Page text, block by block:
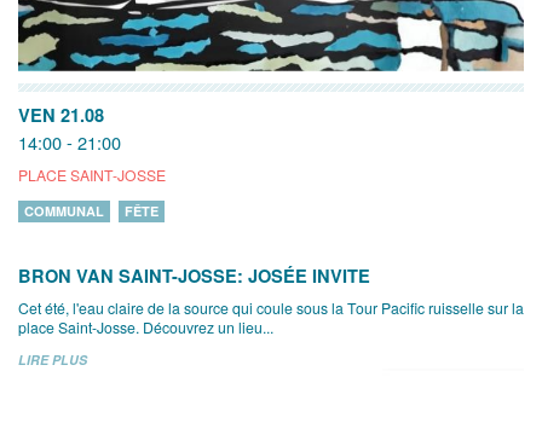
VEN 21.08
14:00 - 21:00
PLACE SAINT-JOSSE
COMMUNAL FÊTE
BRON VAN SAINT-JOSSE: JOSÉE INVITE
Cet été, l'eau claire de la source qui coule sous la Tour Pacific ruisselle sur la
place Saint-Josse. Découvrez un lieu...
LIRE PLUS